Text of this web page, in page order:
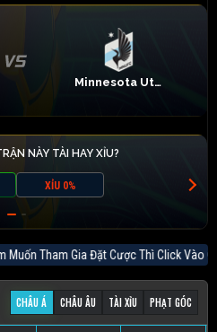
Minnesota Utd II
NÀY TÀI HAY XỈU?
XỈU 0%
Muốn Tham Gia Đặt Cược Thì
CHÂU Á CHÂU ÂU TÀI XỈU PHẠT GÓC